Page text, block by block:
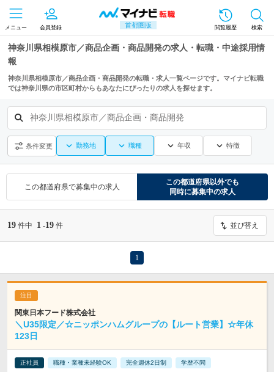
首都圏版
メニュー 会員登録 閲覧履歴 検索
神奈川県相模原市／商品企画・商品開発の求人・転職・中途採用情
報
神奈川県相模原市／商品企画・商品開発の転職・求人一覧ページです。マイナビ転職
では神奈川県の市区町村からもあなたにぴったりの求人を探せます。
神奈川県相模原市／商品企画・商品開発
条件変更 勤務地 職種 年収 特徴
この都道府県で募集中の求人
この都道府県以外でも
同時に募集中の求人
19 件中 1 -19 件 並び替え
1
関東日本フード株式会社
＼U35限定／☆ニッポンハムグループの【ルート営業】☆年休
123日
正社員 職種・業種未経験OK 完全週休2日制 学歴不問